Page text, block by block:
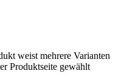
weist mehrere Varianten
Produktseite gewählt